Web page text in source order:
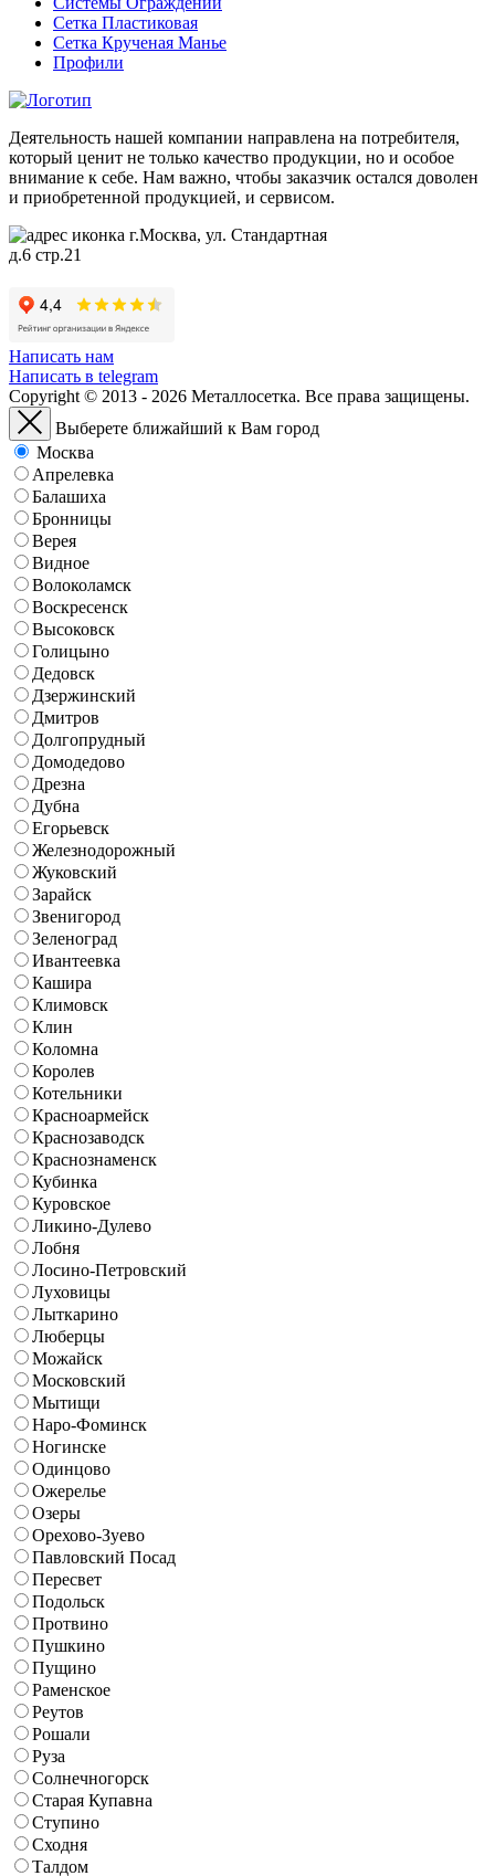
Сетка Пластиковая
Сетка Крученая Манье
Профили
Деятельность нашей компании направлена на потребителя,
который ценит не только качество продукции, но и особое
внимание к себе. Нам важно, чтобы заказчик остался доволен
и приобретенной продукцией, и сервисом.
г.Москва, ул. Стандартная
д.6 стр.21
Написать нам
Написать в telegram
Copyright © 2013 - 2026 Металлосетка. Все права защищены.
Выберете ближайший к Вам город
Москва
Апрелевка
Балашиха
Бронницы
Верея
Видное
Волоколамск
Воскресенск
Высоковск
Голицыно
Дедовск
Дзержинский
Дмитров
Долгопрудный
Домодедово
Дрезна
Дубна
Егорьевск
Железнодорожный
Жуковский
Зарайск
Звенигород
Зеленоград
Ивантеевка
Кашира
Климовск
Клин
Коломна
Королев
Котельники
Красноармейск
Краснозаводск
Краснознаменск
Кубинка
Куровское
Ликино-Дулево
Лобня
Лосино-Петровский
Луховицы
Лыткарино
Люберцы
Можайск
Московский
Мытищи
Наро-Фоминск
Ногинске
Одинцово
Ожерелье
Озеры
Орехово-Зуево
Павловский Посад
Пересвет
Подольск
Протвино
Пушкино
Пущино
Раменское
Реутов
Рошали
Руза
Солнечногорск
Старая Купавна
Ступино
Сходня
Талдом